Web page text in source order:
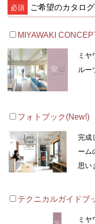
必須 ご希望のカタロ
MIYAWAKI
ミヤ
ルー
フォトブック(New!)
完成
ーム
思い
テクニカルガイドブ
ミヤ